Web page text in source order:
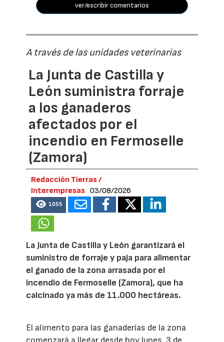
ver/escribir comentarios
A través de las unidades veterinarias
La Junta de Castilla y
León suministra forraje
a los ganaderos
afectados por el
incendio en Fermoselle
(Zamora)
Redacción Tierras /
Interempresas
03/08/2026
1055
La Junta de Castilla y León garantizará el
suministro de forraje y paja para alimentar
el ganado de la zona arrasada por el
incendio de Fermoselle (Zamora), que ha
calcinado ya más de 11.000 hectáreas.
El alimento para las ganaderías de la zona